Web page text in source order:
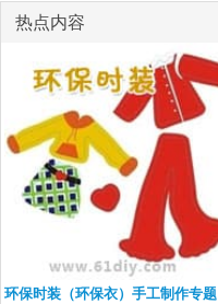
热点内容
环保时装（环保衣）手工制作专题